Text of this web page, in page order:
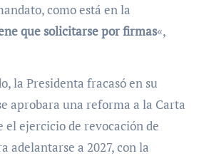
como está en la
que solicitarse por firmas«,
la Presidenta fracasó en su
aprobara una reforma a la Carta
el ejercicio de revocación de
adelantarse a 2027, con la